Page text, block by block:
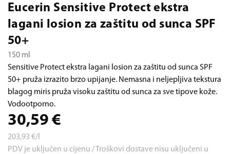
Eucerin Sensitive Protect ekstra
lagani losion za zaštitu od sunca SPF
50+
150 ml
Sensitive Protect ekstra lagani losion za zaštitu od sunca SPF
50+ pruža izrazito brzo upijanje. Nemasna i neljepljiva tekstura
blagog miris pruža visoku zaštitu od sunca za sve tipove kože.
Vodootporno.
30,59 €
203,93 €/l
PDV je uključen u cijenu / Troškovi dostave nisu uključeni u